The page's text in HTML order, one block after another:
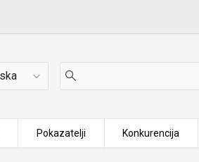
Pokazatelji Konkurencija